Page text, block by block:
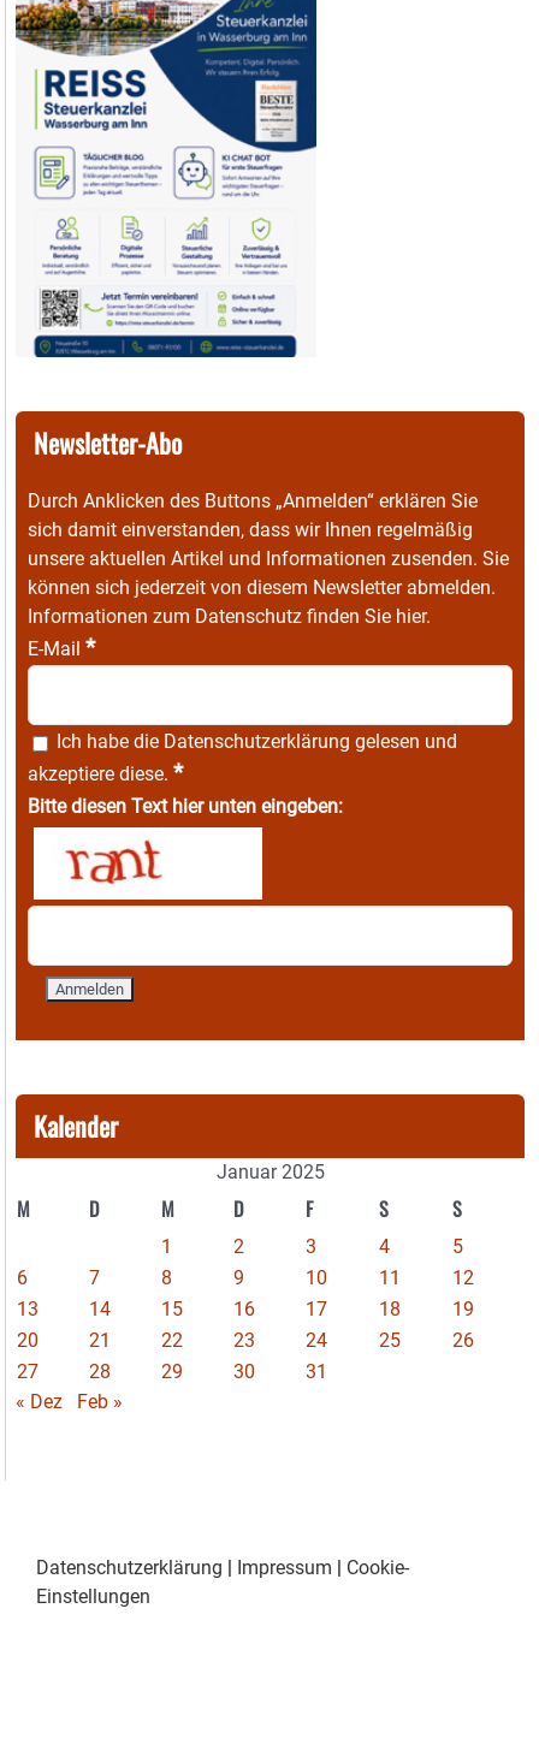
Newsletter-Abo
Durch Anklicken des Buttons „Anmelden“ erklären Sie
sich damit einverstanden, dass wir Ihnen regelmäßig
unsere aktuellen Artikel und Informationen zusenden. Sie
können sich jederzeit von diesem Newsletter abmelden.
Informationen zum Datenschutz finden Sie hier.
E-Mail *
Ich habe die Datenschutzerklärung gelesen und
akzeptiere diese. *
Bitte diesen Text hier unten eingeben:
Kalender
Januar 2025
M D M D F S S
1 2 3 4
5
6
7 8 9 10 11
12
13
14 15 16 17 18
19
20
21 22 23 24 25
26
27
28 29 30
31
« Dez
Feb »
Datenschutzerklärung Impressum
Cookie-
Einstellungen